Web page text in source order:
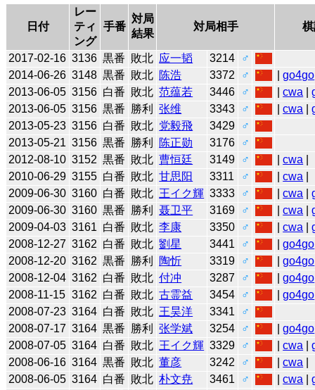
日付
レー
ティ
ング
手番
対局
結果
対局相手
2017-02-16 3136 黒番 敗北 应一韬 3214
♂
2014-06-26 3148 黒番 敗北 陈浩 3372 ♂ |go4go
2013-06-05 3156 白番 敗北 范蕴若 3446 ♂ |cwa |
2013-06-05 3156 黒番 勝利 张维 3343 ♂ |cwa |
2013-05-23 3156 白番 敗北 党毅飛 3429
♂
2013-05-21 3156 黒番 勝利 陈正勋 3176
♂
2012-08-10 3152 黒番 敗北 曹恒廷 3149 ♂ |cwa
2010-06-29 3155 白番 敗北 甘思阳 3311 ♂ |cwa
2009-06-30 3160 白番 敗北 王イク輝 3333 ♂ |cwa |
2009-06-30 3160 黒番 勝利 聂卫平 3169 ♂ |cwa |
2009-04-03 3161 白番 敗北 李康 3350 ♂ |cwa |
2008-12-27 3162 白番 敗北 劉星 3441 ♂ |go4go
2008-12-20 3162 黒番 勝利 陶忻 3319 ♂ |go4go
2008-12-04 3162 白番 敗北 付冲 3287 ♂ |go4go
2008-11-15 3162 白番 敗北 古霊益 3454 ♂ |go4go
2008-07-23 3164 白番 敗北 王昊洋 3341
♂
2008-07-17 3164 黒番 勝利 张学斌 3254 ♂ |go4go
2008-07-05 3164 白番 敗北 王イク輝 3329 ♂ |cwa |
2008-06-16 3164 黒番 敗北 董彦 3242 ♂ |cwa
2008-06-05 3164 白番 敗北 朴文尭 3461 ♂ |cwa |